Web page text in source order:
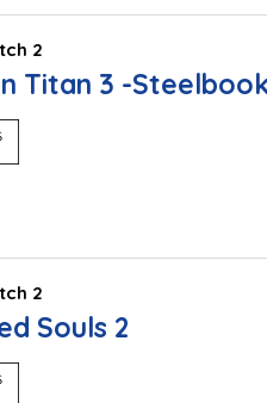
2
Titan 3 -
2
Souls 2